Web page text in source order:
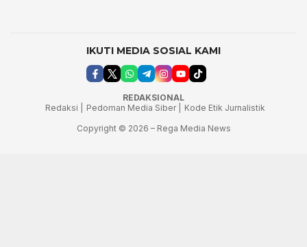
IKUTI MEDIA SOSIAL KAMI
REDAKSIONAL
Redaksi |
Pedoman Media Siber |
Kode Etik Jurnalistik
Copyright © 2026 – Rega Media News